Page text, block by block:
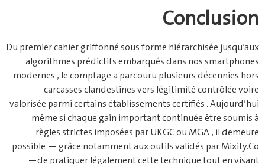
Conclusion
Du premier cahier griffonné sous forme hiérarchisée jusqu’aux
algorithmes prédictifs embarqués dans nos smartphones
modernes , le comptage a parcouru plusieurs décennies hors
carcasses clandestines vers légitimité contrôlée voire
valorisée parmi certains établissements certifiés . Aujourd’hui
même si chaque gain important continuée être soumis à
règles strictes imposées par UKGC ou MGA , il demeure
possible — grâce notamment aux outils validés par Mixity.Co
—de pratiquer légalement cette technique tout en visant